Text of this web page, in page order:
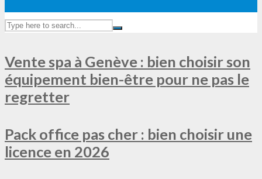
Vente spa à Genève : bien choisir son
équipement bien-être pour ne pas le
regretter
Pack office pas cher : bien choisir une
licence en 2026